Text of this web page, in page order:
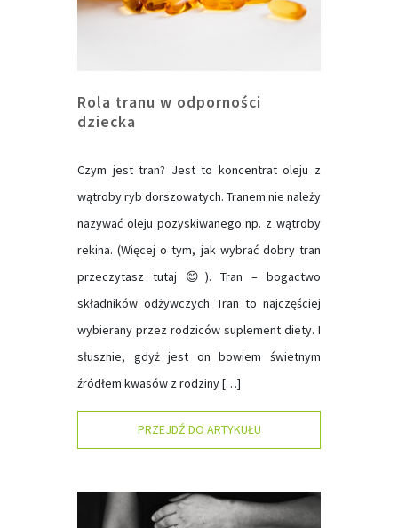
Rola tranu w odporności
dziecka
Czym jest tran? Jest to koncentrat oleju z
wątroby ryb dorszowatych. Tranem nie należy
nazywać oleju pozyskiwanego np. z wątroby
rekina. (Więcej o tym, jak wybrać dobry tran
przeczytasz tutaj 😊). Tran – bogactwo
składników odżywczych Tran to najczęściej
wybierany przez rodziców suplement diety. I
słusznie, gdyż jest on bowiem świetnym
źródłem kwasów z rodziny […]
PRZEJDŹ DO ARTYKUŁU